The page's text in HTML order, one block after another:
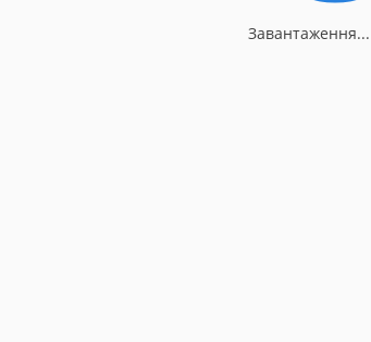
Завантаження...